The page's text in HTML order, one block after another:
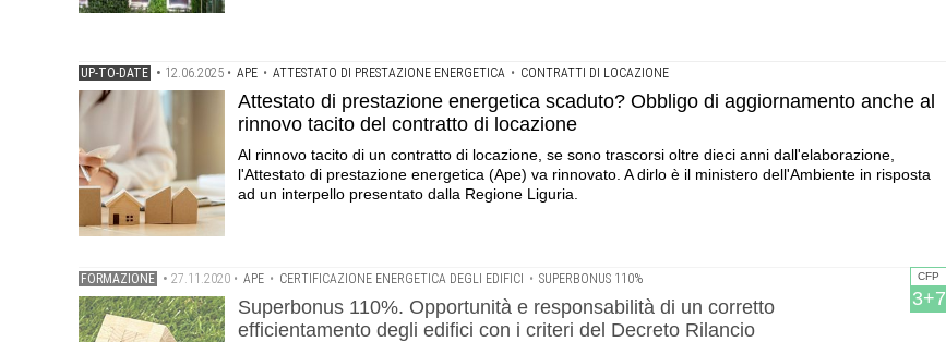
UP-TO-DATE • 12.06.2025 • APE • ATTESTATO DI PRESTAZIONE ENERGETICA • CONTRATTI DI LOCAZIONE
Attestato di prestazione energetica scaduto? Obbligo di aggiornamento anche al
rinnovo tacito del contratto di locazione
Al rinnovo tacito di un contratto di locazione, se sono trascorsi oltre dieci anni dall'elaborazione,
l'Attestato di prestazione energetica (Ape) va rinnovato. A dirlo è il ministero dell'Ambiente in risposta
ad un interpello presentato dalla Regione Liguria.
CFP
3+7
FORMAZIONE • 27.11.2020 • APE • CERTIFICAZIONE ENERGETICA DEGLI EDIFICI • SUPERBONUS 110%
Superbonus 110%. Opportunità e responsabilità di un corretto
efficientamento degli edifici con i criteri del Decreto Rilancio